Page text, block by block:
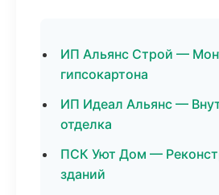
ИП Альянс Строй —
гипсокартона
ИП Идеал Альянс —
отделка
ПСК Уют Дом —
зданий